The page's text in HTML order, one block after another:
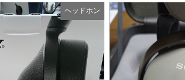
ヘッドホン